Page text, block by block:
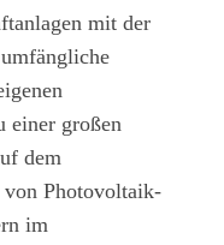
mit der
einer großen
dem
Photovoltaik-
im